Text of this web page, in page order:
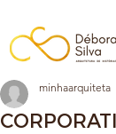
minhaarquiteta